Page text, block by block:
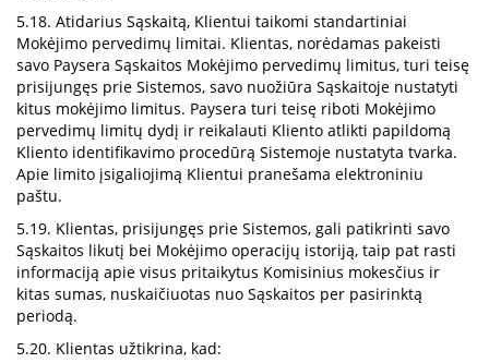
5.18. Atidarius Sąskaitą, Klientui taikomi standartiniai
Mokėjimo pervedimų limitai. Klientas, norėdamas pakeisti
savo Paysera Sąskaitos Mokėjimo pervedimų limitus, turi teisę
prisijungęs prie Sistemos, savo nuožiūra Sąskaitoje nustatyti
kitus mokėjimo limitus. Paysera turi teisę riboti Mokėjimo
pervedimų limitų dydį ir reikalauti Kliento atlikti papildomą
Kliento identifikavimo procedūrą Sistemoje nustatyta tvarka.
Apie limito įsigaliojimą Klientui pranešama elektroniniu
paštu.
5.19. Klientas, prisijungęs prie Sistemos, gali patikrinti savo
Sąskaitos likutį bei Mokėjimo operacijų istoriją, taip pat rasti
informaciją apie visus pritaikytus Komisinius mokesčius ir
kitas sumas, nuskaičiuotas nuo Sąskaitos per pasirinktą
periodą.
5.20. Klientas užtikrina, kad: